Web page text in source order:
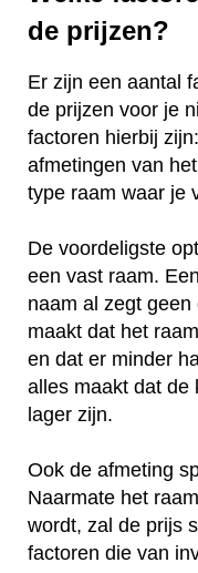
de prijzen?
Er zijn een aantal
de prijzen voor je
factoren hierbij
afmetingen van
type raam waar je
De voordeligste
een vast raam.
naam al zegt
maakt dat het
en dat er minder
alles maakt dat de
lager zijn.
Ook de afmeting
Naarmate het
wordt, zal de prijs
factoren die van